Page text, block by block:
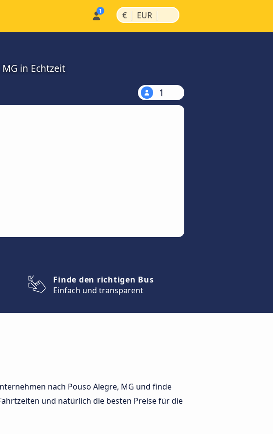
€ | EUR |
in Echtzeit
1
Finde den richtigen Bus
Einfach und transparent
nach Pouso Alegre, MG und finde
und natürlich die besten Preise für die